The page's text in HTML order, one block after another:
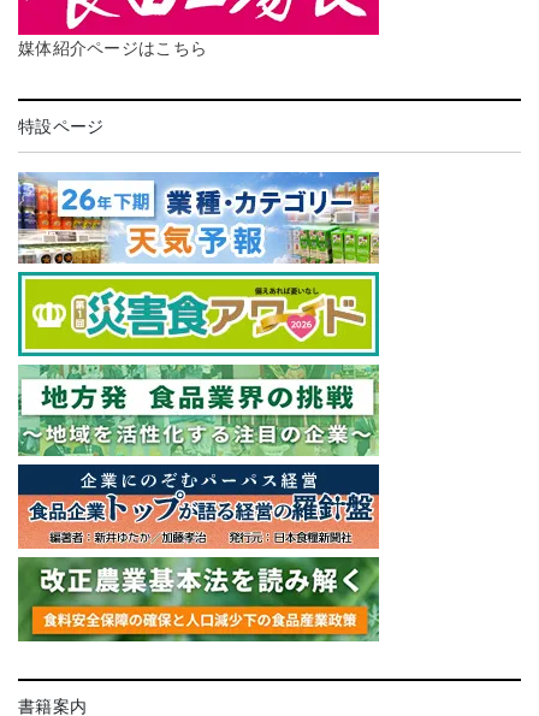
媒体紹介ページはこちら
特設ページ
書籍案内